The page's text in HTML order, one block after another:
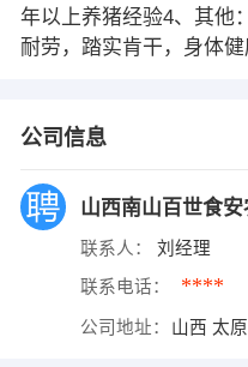
年以上养猪经验4、其他
耐劳，踏实肯干，身体健
公司信息
山西南山百世食
联系人： 刘经理
联系电话： ****
公司地址： 山西 太